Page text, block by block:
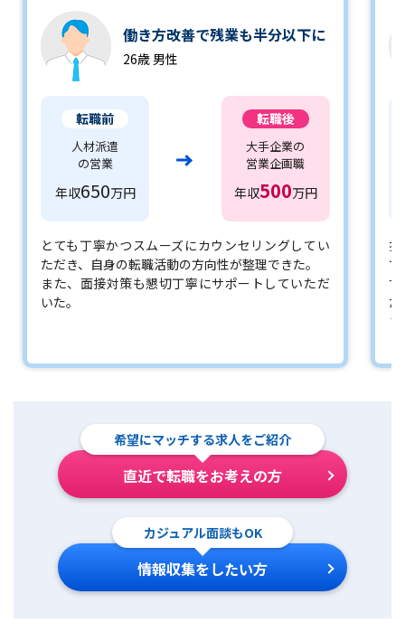
働き方改善で残業も半分以下に
26歳 男性
転職前
人材派遣
の営業
年収650万円
転職後
大手企業の
営業企画職
年収500万円
とても丁寧かつスムーズにカウンセリングしてい
ただき、自身の転職活動の方向性が整理できた。
また、面接対策も懇切丁寧にサポートしていただ
いた。
希望にマッチする求人をご紹介
直近で転職をお考えの方
カジュアル面談もOK
情報収集をしたい方